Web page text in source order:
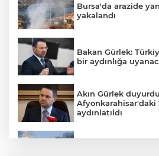
Bursa'da arazide
yakalandı
Bakan Gürlek:
bir aydınlığa
Akın Gürlek
Afyonkarahisar'daki
aydınlatıldı